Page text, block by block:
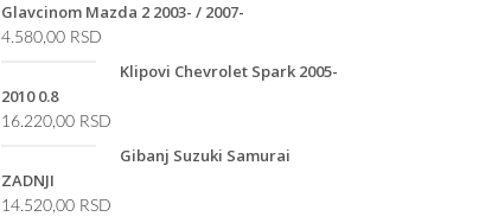
Glavcinom Mazda 2 2003- / 2007-
4.580,00 RSD
Klipovi Chevrolet Spark 2005-
2010 0.8
16.220,00 RSD
Gibanj Suzuki Samurai
ZADNJI
14.520,00 RSD